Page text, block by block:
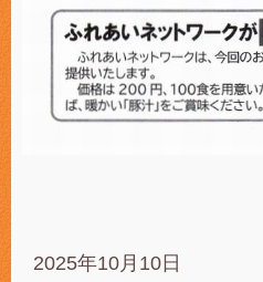
2025年10月10日